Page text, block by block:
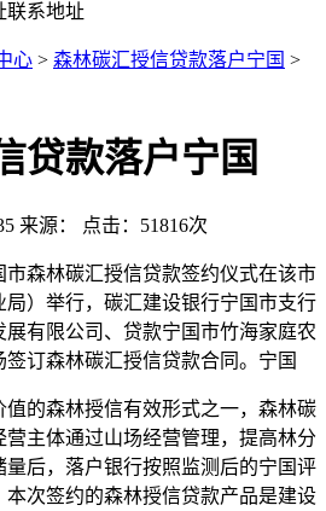
联系地址
心 > 森林碳汇授信贷款落户宁国 >
贷款落户宁国
来源： 点击：51816次
森林碳汇授信贷款签约仪式在该市
局）举行，碳汇建设银行宁国市支行
展有限公司、贷款宁国市竹海家庭农
订森林碳汇授信贷款合同。宁国
的森林授信有效形式之一，森林碳
主体通过山场经营管理，提高林分
后，落户银行按照监测后的宁国评
次签约的森林授信贷款产品是建设